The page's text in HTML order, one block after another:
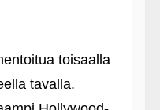
toisaalla
tavalla.